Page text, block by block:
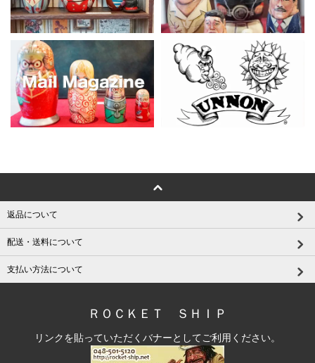
返品について
配送・送料について
支払い方法について
ＲＯＣＫＥＴ ＳＨＩＰ
リンクを貼っていただくバナーとしてご利用ください。